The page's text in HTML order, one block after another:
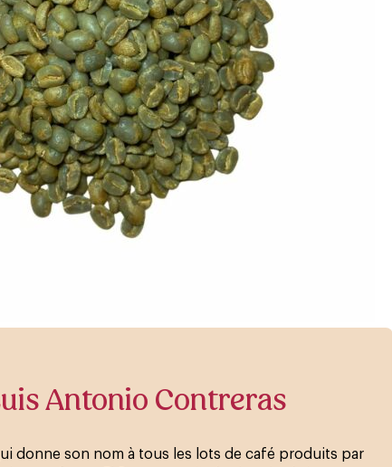
Antonio Contreras
donne son nom à tous les lots de café produits par